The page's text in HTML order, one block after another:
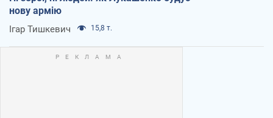
нову армію
Ігар Тишкевич 15,8 т.